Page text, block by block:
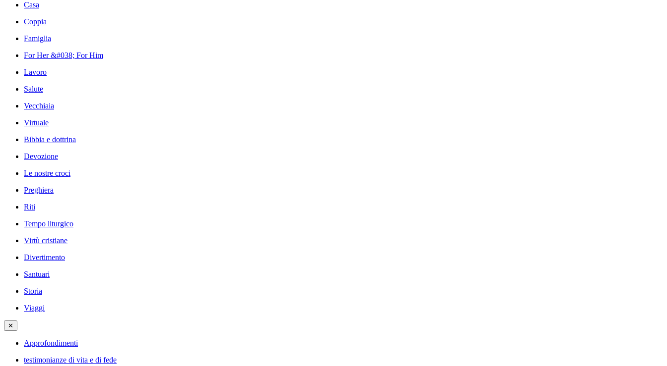
Casa
Coppia
Famiglia
For Her &#038; For Him
Lavoro
Salute
Vecchiaia
Virtuale
Bibbia e dottrina
Devozione
Le nostre croci
Preghiera
Riti
Tempo liturgico
Virtù cristiane
Divertimento
Santuari
Storia
Viaggi
✕
Approfondimenti
testimonianze di vita e di fede